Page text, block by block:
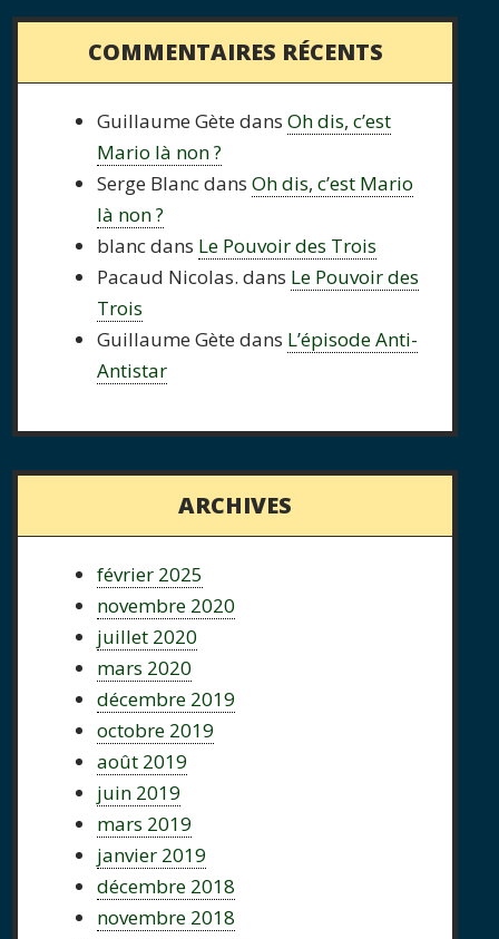
COMMENTAIRES RÉCENTS
Guillaume Gète dansOh dis, c’est
Mario là non ?
Serge BlancdansOh dis, c’est Mario
là non ?
blancdans Le Pouvoir des Trois
Pacaud Nicolas. dans Le Pouvoir des
Trois
Guillaume Gète dans L’épisode Anti-
Antistar
ARCHIVES
février 2025
novembre 2020
juillet 2020
mars 2020
décembre 2019
octobre 2019
août 2019
juin 2019
mars 2019
janvier 2019
décembre 2018
novembre 2018